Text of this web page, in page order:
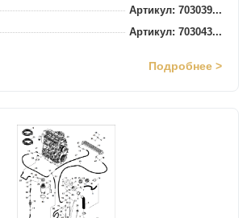
Артикул: 703039...
Артикул: 703043...
Подробнее >